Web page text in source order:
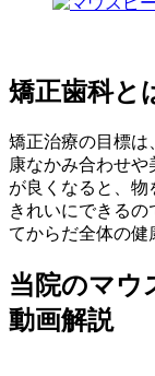
矯正歯科と
矯正治療の目標は
康なかみ合わせ
が良くなると、物
きれいにできる
てからだ全体の健
当院のマウ
動画解説